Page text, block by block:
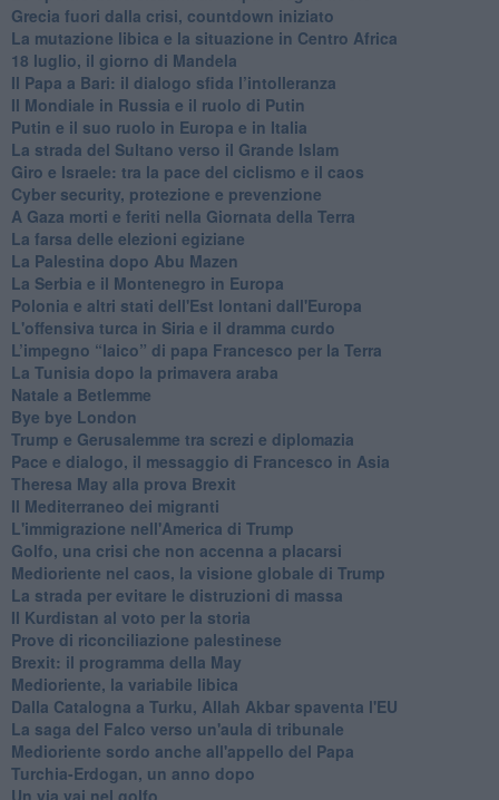
Grecia fuori dalla crisi, countdown iniziato
La mutazione libica e la situazione in Centro Africa
18 luglio, il giorno di Mandela
Il Papa a Bari: il dialogo sfida l’intolleranza
Il Mondiale in Russia e il ruolo di Putin
Putin e il suo ruolo in Europa e in Italia
La strada del Sultano verso il Grande Islam
Giro e Israele: tra la pace del ciclismo e il caos
Cyber security, protezione e prevenzione
A Gaza morti e feriti nella Giornata della Terra
La farsa delle elezioni egiziane
La Palestina dopo Abu Mazen
La Serbia e il Montenegro in Europa
Polonia e altri stati dell'Est lontani dall'Europa
L'offensiva turca in Siria e il dramma curdo
L’impegno “laico” di papa Francesco per la Terra
La Tunisia dopo la primavera araba
Natale a Betlemme
Bye bye London
Trump e Gerusalemme tra screzi e diplomazia
Pace e dialogo, il messaggio di Francesco in Asia
Theresa May alla prova Brexit
Il Mediterraneo dei migranti
L'immigrazione nell'America di Trump
Golfo, una crisi che non accenna a placarsi
Medioriente nel caos, la visione globale di Trump
La strada per evitare le distruzioni di massa
Il Kurdistan al voto per la storia
Prove di riconciliazione palestinese
Brexit: il programma della May
Medioriente, la variabile libica
Dalla Catalogna a Turku, Allah Akbar spaventa l'EU
La saga del Falco verso un'aula di tribunale
Medioriente sordo anche all'appello del Papa
Turchia-Erdogan, un anno dopo
Un via vai nel golfo